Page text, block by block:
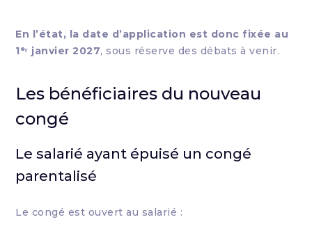
En l’état, la date d’application est donc fixée au
1ᵉʳ janvier 2027, sous réserve des débats à venir.
Les bénéficiaires du nouveau
congé
Le salarié ayant épuisé un congé
parentalisé
Le congé est ouvert au salarié :